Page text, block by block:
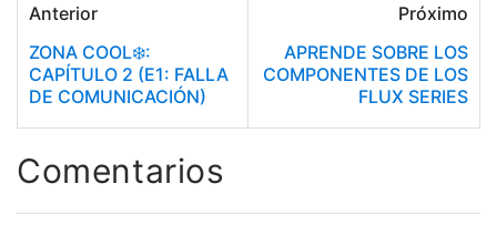
Anterior
ZONA COOL❄️:
CAPÍTULO 2 (E1: FALLA
DE COMUNICACIÓN)
Próximo
APRENDE SOBRE LOS
COMPONENTES DE LOS
FLUX SERIES
Comentarios